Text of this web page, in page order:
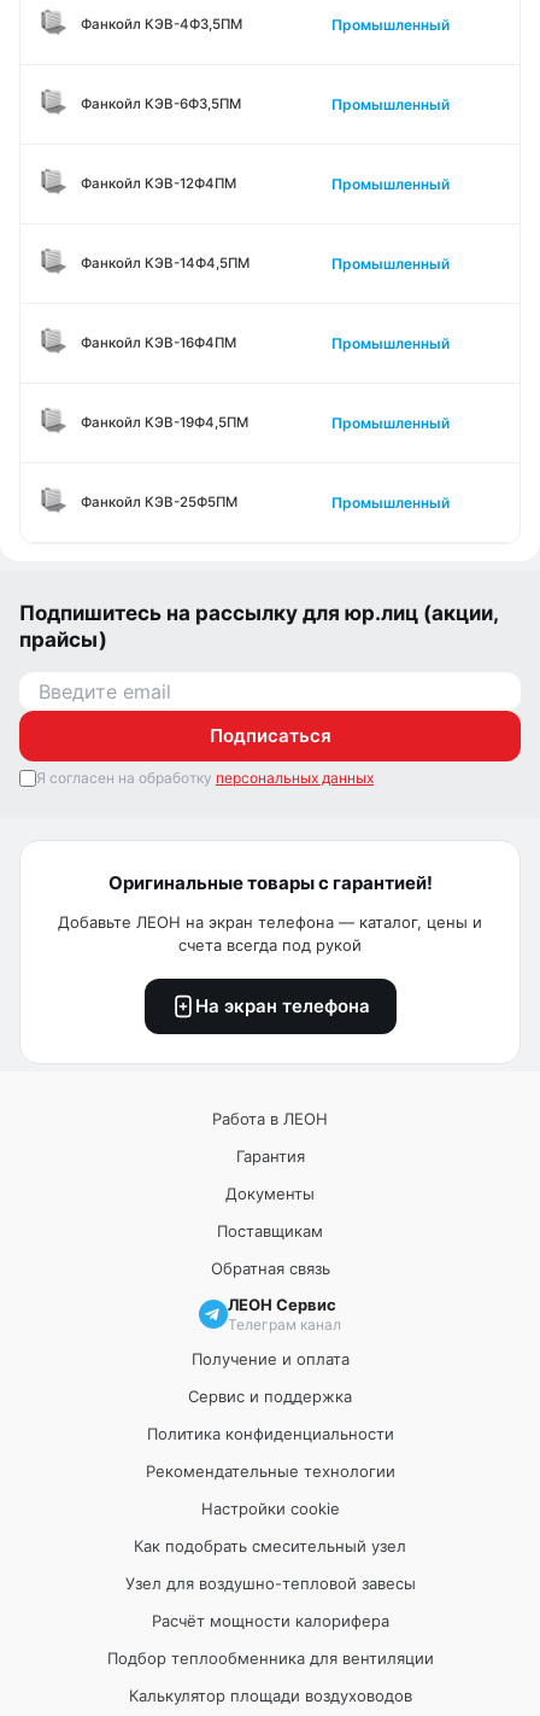
Фанкойл КЭВ-4Ф3,5ПМ Промышленный
Фанкойл КЭВ-6Ф3,5ПМ Промышленный
Фанкойл КЭВ-12Ф4ПМ Промышленный
Фанкойл КЭВ-14Ф4,5ПМ Промышленный
Фанкойл КЭВ-16Ф4ПМ Промышленный
Фанкойл КЭВ-19Ф4,5ПМ Промышленный
Фанкойл КЭВ-25Ф5ПМ Промышленный
Подпишитесь на рассылку для юр.лиц (акции,
прайсы)
Подписаться
Я согласен на обработку персональных данных
Оригинальные товары с гарантией!
Добавьте ЛЕОН на экран телефона — каталог, цены и
счета всегда под рукой
На экран телефона
Работа в ЛЕОН
Гарантия
Документы
Поставщикам
Обратная связь
ЛЕОН Сервис
Телеграм канал
Получение и оплата
Сервис и поддержка
Политика конфиденциальности
Рекомендательные технологии
Настройки cookie
Как подобрать смесительный узел
Узел для воздушно-тепловой завесы
Расчёт мощности калорифера
Подбор теплообменника для вентиляции
Калькулятор площади воздуховодов